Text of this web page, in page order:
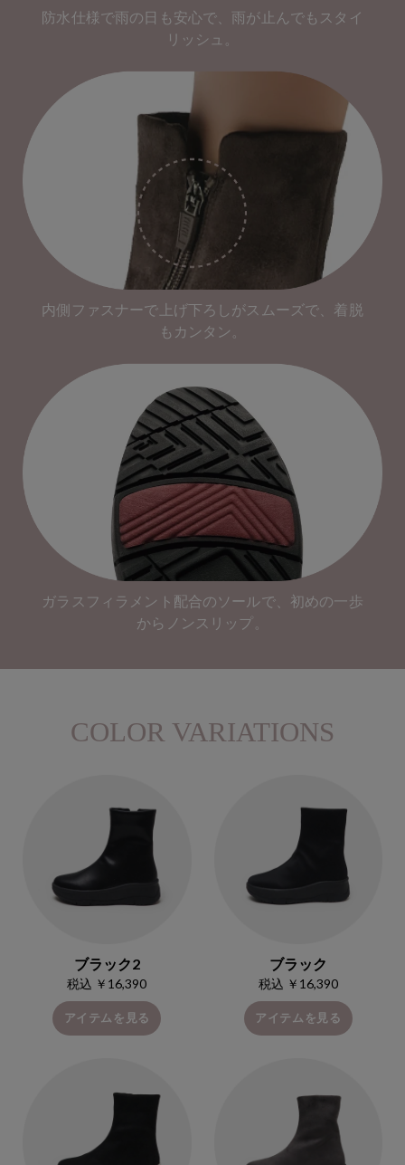
防水仕様で雨の日も安心で、雨が止んでもスタイ
リッシュ。
内側ファスナーで上げ下ろしがスムーズで、着脱
もカンタン。
ガラスフィラメント配合のソールで、初めの一歩
からノンスリップ。
COLOR VARIATIONS
ブラック2
税込 ￥16,390
アイテムを見る
ブラック
税込 ￥16,390
アイテムを見る